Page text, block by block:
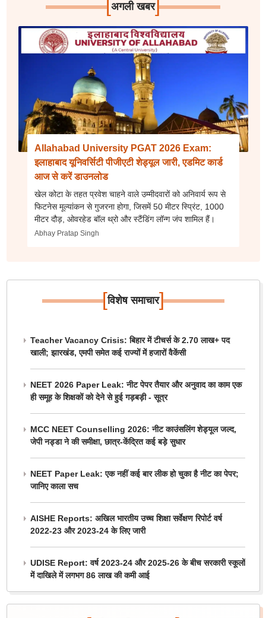
[ अगली खबर]
Allahabad University PGAT 2026 Exam:
इलाहाबाद यूनिवर्सिटी पीजीएटी शेड्यूल जारी, एडमिट कार्ड
आज से करें डाउनलोड
खेल कोटा के तहत प्रवेश चाहने वाले उम्मीदवारों को अनिवार्य रूप से
फिटनेस मूल्यांकन से गुजरना होगा, जिसमें 50 मीटर स्प्रिंट, 1000
मीटर दौड़, ओवरहेड बॉल थ्रो और स्टैंडिंग लॉन्ग जंप शामिल हैं।
Abhay Pratap Singh
[विशेष समाचार]
Teacher Vacancy Crisis: बिहार में टीचर्स के 2.70 लाख+ पद
खाली; झारखंड, एमपी समेत कई राज्यों में हजारों वैकेंसी
NEET 2026 Paper Leak: नीट पेपर तैयार और अनुवाद का काम एक
ही समूह के शिक्षकों को देने से हुई गड़बड़ी - सूत्र
MCC NEET Counselling 2026: नीट काउंसलिंग शेड्यूल जल्द,
जेपी नड्डा ने की समीक्षा, छात्र-केंद्रित कई बड़े सुधार
NEET Paper Leak: एक नहीं कई बार लीक हो चुका है नीट का पेपर;
जानिए काला सच
AISHE Reports: अखिल भारतीय उच्च शिक्षा सर्वेक्षण रिपोर्ट वर्ष
2022-23 और 2023-24 के लिए जारी
UDISE Report: वर्ष 2023-24 और 2025-26 के बीच सरकारी स्कूलों
में दाखिले में लगभग 86 लाख की कमी आई